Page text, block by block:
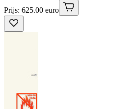
Prijs: 625.00 euro